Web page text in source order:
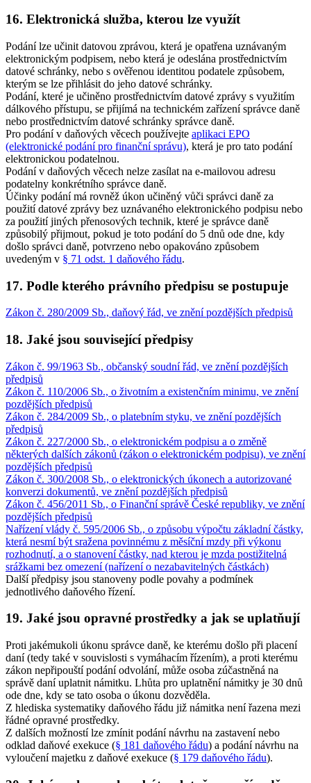
16. Elektronická služba, kterou lze využít
Podání lze učinit datovou zprávou, která je opatřena uznávaným
elektronickým podpisem, nebo která je odeslána prostřednictvím
datové schránky, nebo s ověřenou identitou podatele způsobem,
kterým se lze přihlásit do jeho datové schránky.
Podání, které je učiněno prostřednictvím datové zprávy s využitím
dálkového přístupu, se přijímá na technickém zařízení správce daně
nebo prostřednictvím datové schránky správce daně.
Pro podání v daňových věcech používejte aplikaci EPO
(elektronické podání pro finanční správu), která je pro tato podání
elektronickou podatelnou.
Podání v daňových věcech nelze zasílat na e-mailovou adresu
podatelny konkrétního správce daně.
Účinky podání má rovněž úkon učiněný vůči správci daně za
použití datové zprávy bez uznávaného elektronického podpisu nebo
za použití jiných přenosových technik, které je správce daně
způsobilý přijmout, pokud je toto podání do 5 dnů ode dne, kdy
došlo správci daně, potvrzeno nebo opakováno způsobem
uvedeným v § 71 odst. 1 daňového řádu.
17. Podle kterého právního předpisu se postupuje
Zákon č. 280/2009 Sb., daňový řád, ve znění pozdějších předpisů
18. Jaké jsou související předpisy
Zákon č. 99/1963 Sb., občanský soudní řád, ve znění pozdějších
předpisů
Zákon č. 110/2006 Sb., o životním a existenčním minimu, ve znění
pozdějších předpisů
Zákon č. 284/2009 Sb., o platebním styku, ve znění pozdějších
předpisů
Zákon č. 227/2000 Sb., o elektronickém podpisu a o změně
některých dalších zákonů (zákon o elektronickém podpisu), ve znění
pozdějších předpisů
Zákon č. 300/2008 Sb., o elektronických úkonech a autorizované
konverzi dokumentů, ve znění pozdějších předpisů
Zákon č. 456/2011 Sb., o Finanční správě České republiky, ve znění
pozdějších předpisů
Nařízení vlády č. 595/2006 Sb., o způsobu výpočtu základní částky,
která nesmí být sražena povinnému z měsíční mzdy při výkonu
rozhodnutí, a o stanovení částky, nad kterou je mzda postižitelná
srážkami bez omezení (nařízení o nezabavitelných částkách)
Další předpisy jsou stanoveny podle povahy a podmínek
jednotlivého daňového řízení.
19. Jaké jsou opravné prostředky a jak se uplatňují
Proti jakémukoli úkonu správce daně, ke kterému došlo při placení
daní (tedy také v souvislosti s vymáhacím řízením), a proti kterému
zákon nepřipouští podání odvolání, může osoba zúčastněná na
správě daní uplatnit námitku. Lhůta pro uplatnění námitky je 30 dnů
ode dne, kdy se tato osoba o úkonu dozvěděla.
Z hlediska systematiky daňového řádu již námitka není řazena mezi
řádné opravné prostředky.
Z dalších možností lze zmínit podání návrhu na zastavení nebo
odklad daňové exekuce (§ 181 daňového řádu) a podání návrhu na
vyloučení majetku z daňové exekuce (§ 179 daňového řádu).